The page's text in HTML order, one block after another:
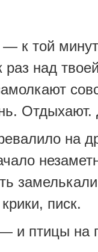
к той
раз над
на
писк.
и птицы на